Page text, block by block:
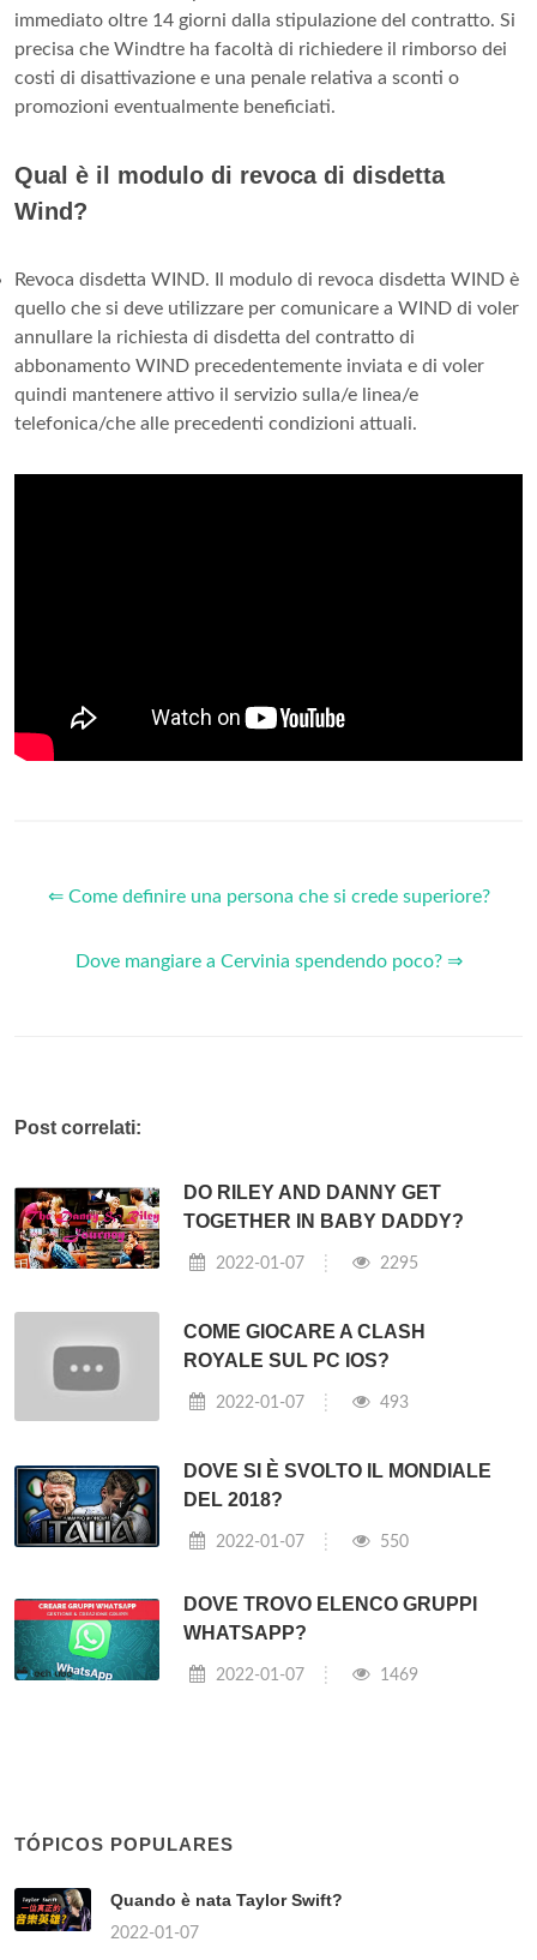
immediato oltre 14 giorni dalla stipulazione del contratto. Si
precisa che Windtre ha facoltà di richiedere il rimborso dei
costi di disattivazione e una penale relativa a sconti o
promozioni eventualmente beneficiati.
Qual è il modulo di revoca di disdetta
Wind?
Revoca disdetta WIND. Il modulo di revoca disdetta WIND è
quello che si deve utilizzare per comunicare a WIND di voler
annullare la richiesta di disdetta del contratto di
abbonamento WIND precedentemente inviata e di voler
quindi mantenere attivo il servizio sulla/e linea/e
telefonica/che alle precedenti condizioni attuali.
⇐ Come definire una persona che si crede superiore?
Dove mangiare a Cervinia spendendo poco? ⇒
Post correlati:
DO RILEY AND DANNY GET
TOGETHER IN BABY DADDY?
2022-01-07 2295
COME GIOCARE A CLASH
ROYALE SUL PC IOS?
2022-01-07 493
DOVE SI È SVOLTO IL MONDIALE
DEL 2018?
2022-01-07 550
DOVE TROVO ELENCO GRUPPI
WHATSAPP?
2022-01-07 1469
TÓPICOS POPULARES
Quando è nata Taylor Swift?
2022-01-07